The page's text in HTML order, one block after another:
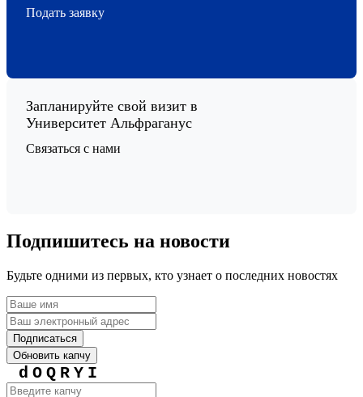
Подать заявку
Запланируйте свой визит в
Университет Альфраганус
Связаться с нами
Подпишитесь на новости
Будьте одними из первых, кто узнает о последних новостях
Подписаться
Обновить капчу
dOQRYI